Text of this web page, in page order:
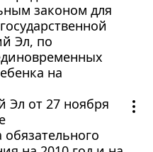
законом для
Эл, по
на
Эл от 27 ноября